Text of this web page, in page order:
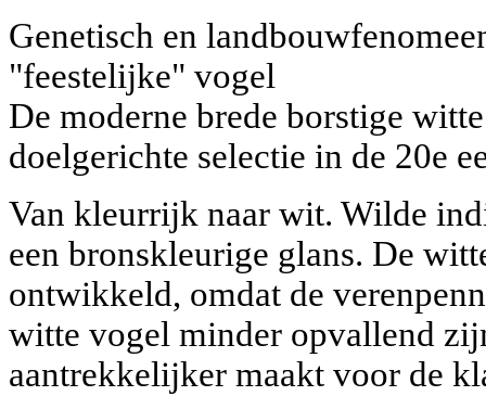
Genetisch en
"feestelijke" vogel
De moderne brede borstige
doelgerichte selectie in de 20e
Van kleurrijk naar wit. Wilde
een bronskleurige glans. De
ontwikkeld, omdat de
witte vogel minder opvallend
aantrekkelijker maakt voor de